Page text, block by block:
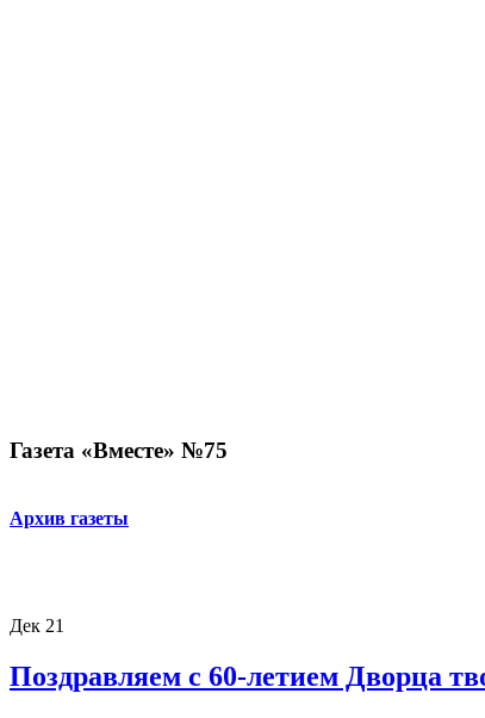
Газета «Вместе» №75
Архив газеты
Дек 21
Поздравляем с 60-летием Дворца